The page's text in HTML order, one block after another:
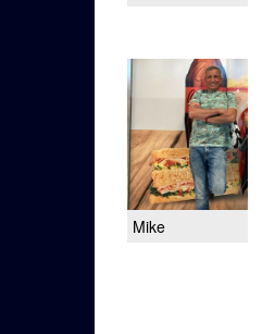
Mike